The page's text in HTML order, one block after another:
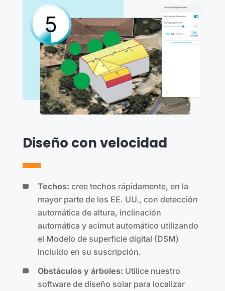
Diseño con velocidad
Techos: cree techos rápidamente, en la
mayor parte de los EE. UU., con detección
automática de altura, inclinación
automática y acimut automático utilizando
el Modelo de superficie digital (DSM)
incluido en su suscripción.
Obstáculos y árboles: Utilice nuestro
software de diseño solar para localizar